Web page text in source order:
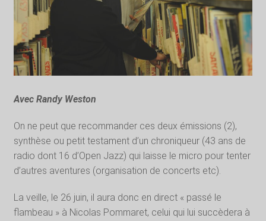
Avec Randy Weston
On ne peut que recommander ces deux émissions (2),
synthèse ou petit testament d’un chroniqueur (43 ans de
radio dont 16 d’Open Jazz) qui laisse le micro pour tenter
d’autres aventures (organisation de concerts etc).
La veille, le 26 juin, il aura donc en direct « passé le
flambeau » à Nicolas Pommaret, celui qui lui succèdera à